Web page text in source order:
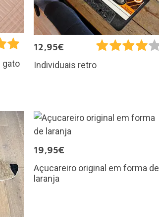
gato
12,95€
Individuais retro
19,95€
Açucareiro original em forma de
laranja